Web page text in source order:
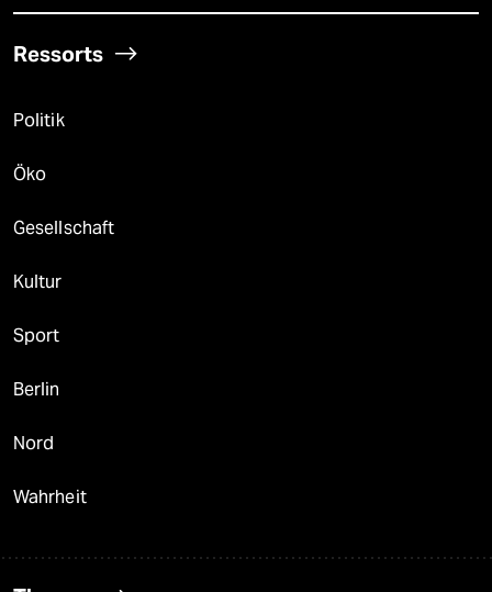
Ressorts
Politik
Öko
Gesellschaft
Kultur
Sport
Berlin
Nord
Wahrheit